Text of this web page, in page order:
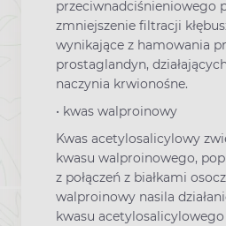
przeciwnadciśnieniowego
zmniejszenie filtracji
wynikające z hamowania
prostaglandyn,
naczynia krwionośne.
• kwas walproinowy
Kwas acetylosalicylowy
kwasu walproinowego,
z połączeń z białkami
walproinowy nasila
kwasu